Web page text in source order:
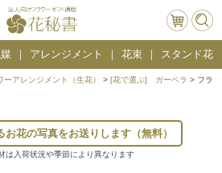
アレンジメント 花束 スタンド花
ーアレンジメント（生花） > [花で選ぶ] ガーベラ > フラ
花の写真をお送りします（無料）
は入荷状況や季節により異なります